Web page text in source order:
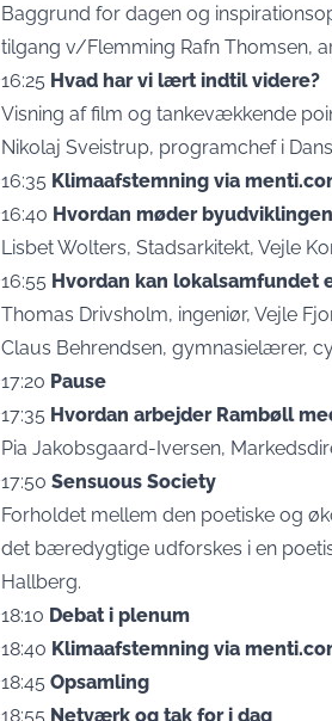
Baggrund for dagen og
tilgang v/Flemming Rafn Thomsen,
16:25 Hvad har vi lært indtil videre?
Visning af film og tankevækkende
Nikolaj Sveistrup, programchef i
16:35 Klimaafstemning via
16:40 Hvordan møder
Lisbet Wolters, Stadsarkitekt, Vejle
16:55 Hvordan kan lokalsamfundet
Thomas Drivsholm, ingeniør, Vejle
Claus Behrendsen, gymnasielærer,
17:20 Pause
17:35 Hvordan arbejder Rambøll
Pia Jakobsgaard-Iversen,
17:50 Sensuous Society
Forholdet mellem den poetiske og
det bæredygtige udforskes i en
Hallberg.
18:10 Debat i plenum
18:40 Klimaafstemning via
18:45 Opsamling
18:55 Netværk og tak for i dag